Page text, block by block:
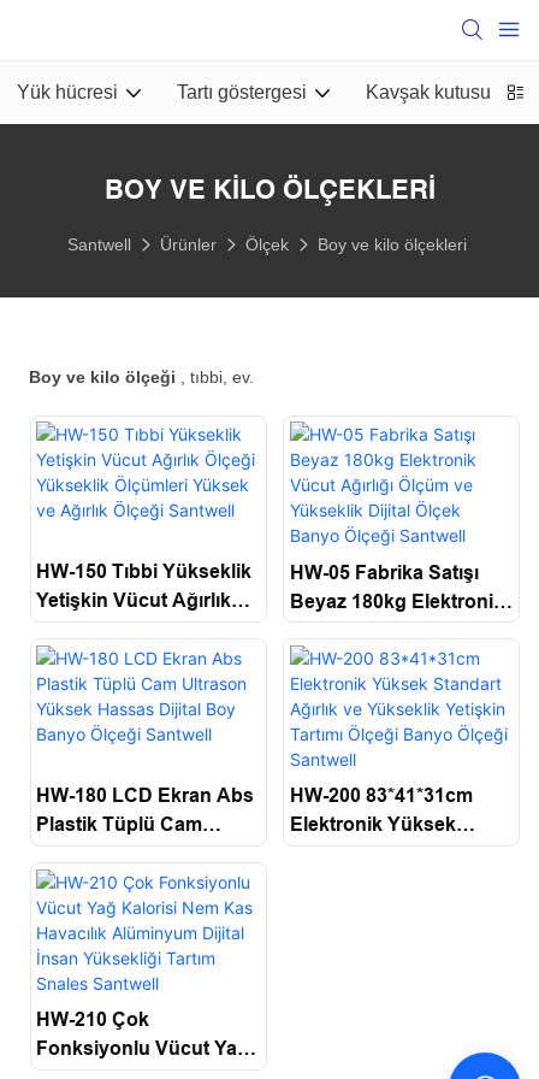
Yük hücresi Tartı göstergesi Kavşak kutusu
BOY VE KILO ÖLÇEKLERI
Santwell Ürünler Ölçek Boy ve kilo ölçekleri
Boy ve kilo ölçeği , tıbbi, ev.
HW-150 Tıbbi Yükseklik
Yetişkin Vücut Ağırlık
Ölçümleri Yüksek Ve
Ağırlık Ölçeği Santwell
HW-05 Fabrika Satışı
Beyaz 180kg Elektronik
Yükseklik Dijital Ölçek
Banyo Ölçeği Santwell
HW-180 LCD Ekran Abs
Plastik Tüplü Cam
Ultrason Yüksek
Hassas Dijital Boy
Banyo Ölçeği Santwell
HW-200 83*41*31cm
Elektronik Yüksek
HW-210 Çok
Fonksiyonlu Vücut Yağ